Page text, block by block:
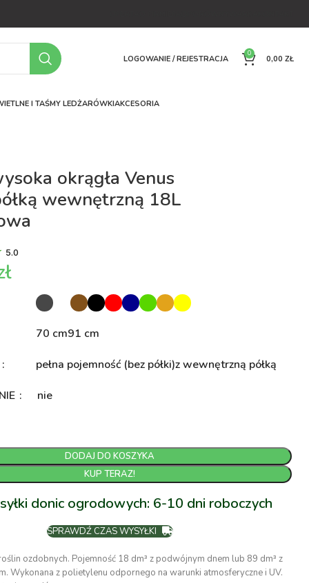
LOGOWANIE / REJESTRACJA
0
0,00 ZŁ
I TAŚMY LEDŻARÓWKIAKCESORIA
okrągła Venus
wewnętrzną 18L
5.0
70 cm91 cm
pełna pojemność (bez półki)z wewnętrzną półką
nie
DODAJ DO KOSZYKA
KUP TERAZ!
donic ogrodowych: 6-10 dni roboczych
SPRAWDŹ CZAS WYSYŁKI
ozdobnych. Pojemność 18 dm³ z podwójnym dnem lub 89 dm³ z
Wykonana z polietylenu odpornego na warunki atmosferyczne i UV.